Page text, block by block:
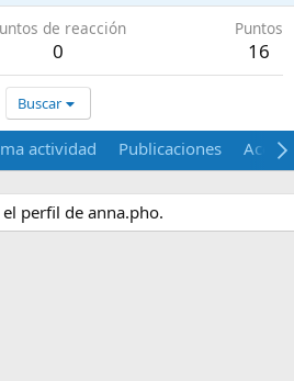
de reacción
0
Puntos
16
Buscar
actividad Publicaciones Acerca
perfil de anna.pho.